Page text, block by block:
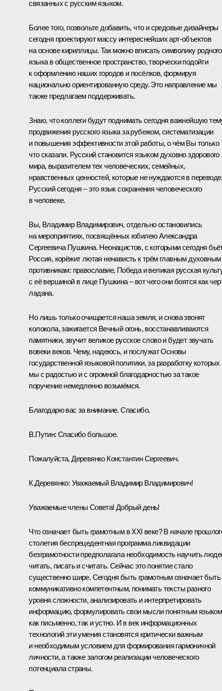
связанных с русским языком.
Более того, позвольте добавить, что и средовые дизайнеры
сегодня проектируют массу интереснейших арт-объектов
на основе кириллицы. Так можно вписать символику родного
языка в общественное пространство, творчески подойти
к оформлению наших городов и посёлков, формируя
национально ориентированную среду. Это направление мы
также предлагаем поддерживать.
Знаю, что коллеги будут поднимать сегодня важнейшую
продвижения русского языка за рубежом, систематизации
и повышения эффективности этой работы, о чём Вы только
что сказали. Русский становится языком духовно здорового
мира, выразителем тех человеческих, семейных,
нравственных ценностей, которые не нуждаются в
Русский сегодня – это язык сохранения человеческого
в человеке.
Вы, Владимир Владимирович, отдельно остановились
на мероприятиях, посвящённых юбилею Александра
Сергеевича Пушкина. Неонацистов, с которыми сегодня
Россия, корёжит лютая ненависть к трём главным духовным
противникам: православие, Победа и великая русская
с её вершиной в лице Пушкина – вот чего они боятся как
ладана.
Но лишь только очищается наша земля, и снова звонят
колокола, зажигается Вечный огонь, восстанавливаются
памятники, звучит великое русское слово и будет звучать
вовеки веков. Чему, надеюсь, и послужат Основы
государственной языковой политики, за разработку которых
мы с радостью и с огромной благодарностью за такое
поручение немедленно возьмёмся.
Благодарю вас за внимание. Спасибо.
В.Путин: Спасибо большое.
Пожалуйста, Деревянко Константин Сергеевич.
К.Деревянко: Уважаемый Владимир Владимирович!
Уважаемые члены Совета! Добрый день!
Что означает быть грамотным в XXI веке? В начале
столетия беспрецедентная программа ликвидации
безграмотности предполагала необходимость научить
читать, писать и считать. Сейчас это понятие стало
существенно шире. Сегодня быть грамотным означает быть
коммуникативно компетентным, понимать тексты разного
уровня сложности, анализировать и интерпретировать
информацию, формулировать свои мысли понятным языком
как письменно, так и устно. И в век информационных
технологий эти умения становятся критически важным
и необходимым условием для формирования гармоничной
личности, а также залогом реализации человеческого
потенциала страны.